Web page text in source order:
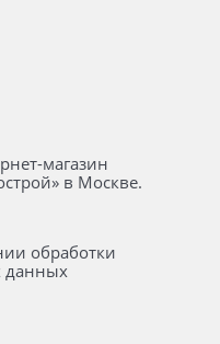
магазин
в Москве.
обработки
данных